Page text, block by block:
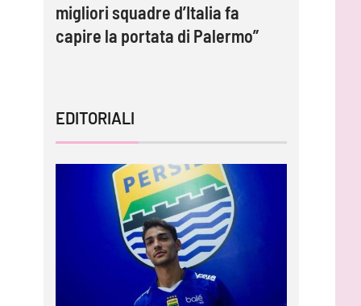
migliori squadre d’Italia fa
capire la portata di Palermo”
EDITORIALI